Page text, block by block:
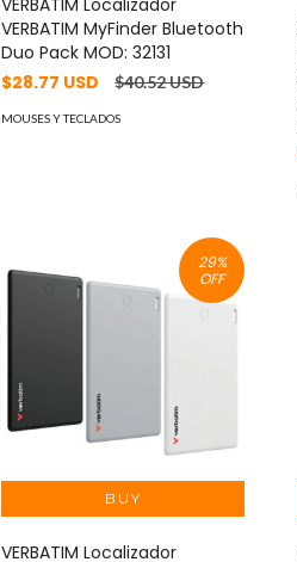
VERBATIM Localizador
VERBATIM MyFinder Bluetooth
Duo Pack MOD: 32131
$28.77 USD
$40.52 USD
MOUSES Y TECLADOS
29%
OFF
VERBATIM Localizador